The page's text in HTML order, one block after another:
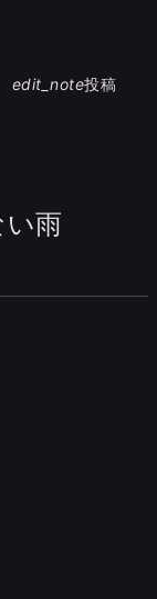
edit_note投稿
雨